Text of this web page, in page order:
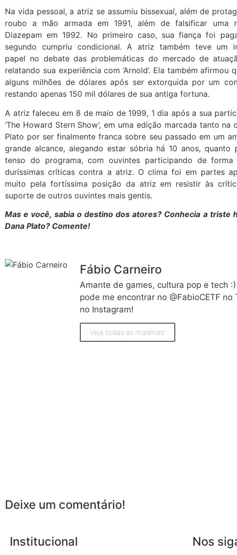
Na vida pessoal, a atriz se assumiu bissexual, além de
roubo a mão armada em 1991, além de falsificar uma
Diazepam em 1992. No primeiro caso, sua fiança foi
segundo cumpriu condicional. A atriz também teve um
papel no debate das problemáticas do mercado de
relatando sua experiência com ‘Arnold’. Ela também afirmou
alguns milhões de dólares após ser extorquida por um
restando apenas 150 mil dólares de sua antiga fortuna.
A atriz faleceu em 8 de maio de 1999, 1 dia após a sua
‘The Howard Stern Show’, em uma edição marcada tanto na
Plato por ser finalmente franca sobre seu passado em um
grande alcance, alegando estar sóbria há 10 anos, quanto
tenso do programa, com ouvintes participando de forma
duríssimas críticas contra a atriz. O clima foi em partes
muito pela fortíssima posição da atriz em resistir às
suporte de outros ouvintes mais gentis.
Mas e você, sabia o destino dos atores? Conhecia a triste
Dana Plato? Comente!
Fábio Carneiro
Amante de games, cultura pop e tech :)
pode me encontrar no @FabioCETF no
no Instagram!
Veja todas as matérias!
Deixe um comentário!
Institucional Nos